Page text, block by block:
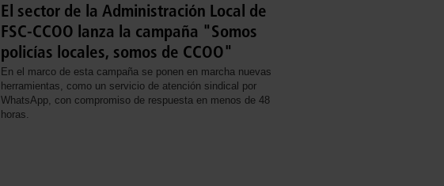
El sector de la Administración Local de
FSC-CCOO lanza la campaña "Somos
policías locales, somos de CCOO"
En el marco de esta campaña se ponen en marcha nuevas
herramientas, como un servicio de atención sindical por
WhatsApp, con compromiso de respuesta en menos de 48
horas.